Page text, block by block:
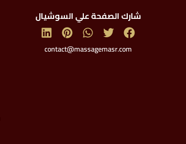
شارك الصفحة علي السوشيال
contact@massagemasr.com